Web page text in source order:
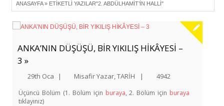
ANASAYFA» ETIKETLI YAZILAR"2. ABDÜLHAMIT’IN HALLI"
ANKA’NIN DÜŞÜŞÜ, BİR YIKILIŞ HİKÂYESİ –
3 »
29th Oca | Misafir Yazar TARİH | 4942
Üçüncü Bölüm (1. Bölüm için buraya, 2. Bölüm için buraya
tıklayınız)